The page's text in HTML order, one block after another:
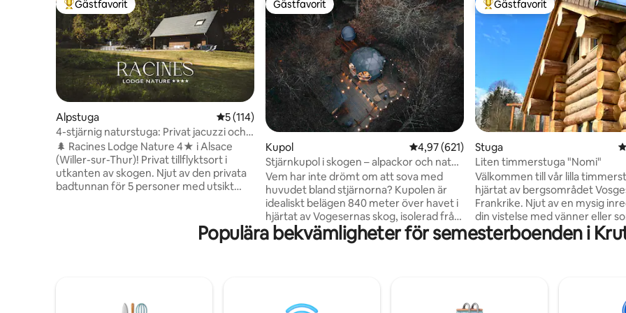
Populär gästfavorit
Gästfavorit
Alpstuga 5 av 5 i genomsnittligt betyg, 114 omdömen
5 (114)
4-stjärnig naturstuga: Privat jacuzzi och
skogsutsikt
🌲 Racines Lodge Nature 4★ i Alsace
(Willer-sur-Thur)! Privat tillflyktsort i
utkanten av skogen. Njut av den privata
badtunnan för 5 personer med utsikt
handdukar och välkomstpaket för att
påbörja vistelsen (kaffe och te,
Privat parkering, tågstationen ligger 5
Gästfavorit
Gästfavorit
Kupol 4,97 av 5 i genomsnittligt betyg, 621
4,97 (621)
Stjärnkupol i skogen – alpackor och natur
i Gérardmer
Vem har inte drömt om att sova med
huvudet bland stjärnorna? Kupolen är
idealiskt belägen 840 meter över havet i
hjärtat av Vogesernas skog, isolerad från
alla grannar, för optimal lugn. Den ligger
på en träterrass, nedanför vår gård och i
säng, beundra dig över det fascinerande
Populär gästfavorit
Gästfavorit
Stuga
Liten timmerstuga "Nomi"
Välkommen till vår lilla
hjärtat av bergsområdet
Frankrike. Njut av en mysig
din vistelse med vänner eller
Platsen är utrustad med ett
som gör att du kan förbereda
långa vandringar i de
välkomnar vi dig gärna. Vi kan
Populära bekvämligheter för semesterboenden i